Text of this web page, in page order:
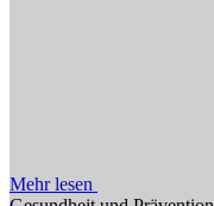
Mehr lesen